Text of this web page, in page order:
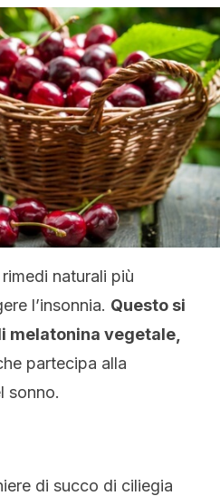
naturali più
l’insonnia. Questo si
melatonina vegetale,
partecipa alla
sonno.
di succo di ciliegia